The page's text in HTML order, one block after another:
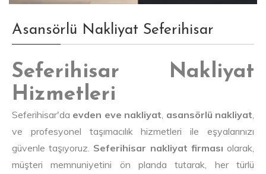
Asansörlü Nakliyat Seferihisar
Seferihisar Nakliyat
Hizmetleri
Seferihisar'da evden eve nakliyat asansörlü nakliyat
ve profesyonel taşımacılık hizmetleri ile eşyalarınızı
güvenle taşıyoruz. Seferihisar nakliyat firması olarak,
müşteri memnuniyetini ön planda tutarak, her türlü